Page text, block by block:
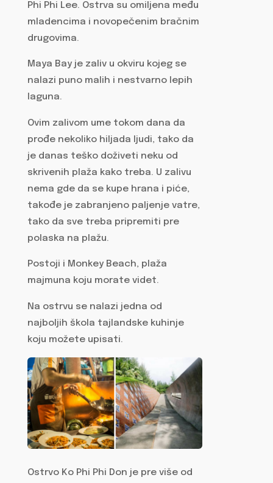
Phi Phi Lee. Ostrva su omiljena među
mladencima i novopečenim bračnim
drugovima.
Maya Bay je zaliv u okviru kojeg se
nalazi puno malih i nestvarno lepih
laguna.
Ovim zalivom ume tokom dana da
prođe nekoliko hiljada ljudi, tako da
je danas teško doživeti neku od
skrivenih plaža kako treba. U zalivu
nema gde da se kupe hrana i piće,
takođe je zabranjeno paljenje vatre,
tako da sve treba pripremiti pre
polaska na plažu.
Postoji i Monkey Beach, plaža
majmuna koju morate videt.
Na ostrvu se nalazi jedna od
najboljih škola tajlandske kuhinje
koju možete upisati.
Ostrvo Ko Phi Phi Don je pre više od